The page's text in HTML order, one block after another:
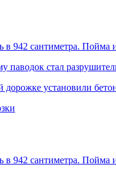
942 сантиметра. Пойма
паводок стал
дорожке установили
942 сантиметра. Пойма